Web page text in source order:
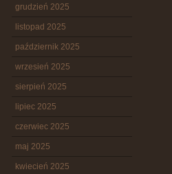
grudzień 2025
listopad 2025
październik 2025
wrzesień 2025
sierpień 2025
lipiec 2025
czerwiec 2025
maj 2025
kwiecień 2025